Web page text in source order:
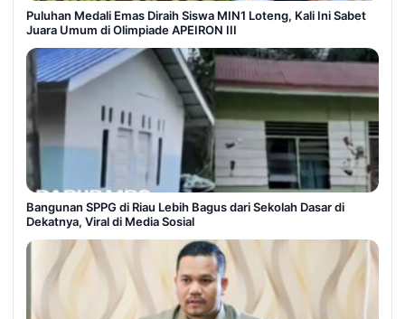
Puluhan Medali Emas Diraih Siswa MIN1 Loteng, Kali Ini Sabet
Juara Umum di Olimpiade APEIRON III
Bangunan SPPG di Riau Lebih Bagus dari Sekolah Dasar di
Dekatnya, Viral di Media Sosial